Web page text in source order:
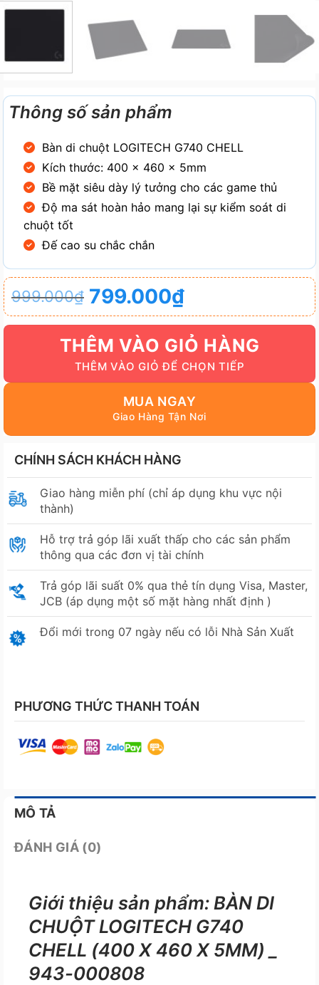
Thông số sản phẩm
Bàn di chuột LOGITECH G740 CHELL
Kích thước: 400 x 460 x 5mm
Bề mặt siêu dày lý tưởng cho các game thủ
Độ ma sát hoàn hảo mang lại sự kiểm soát di
chuột tốt
Đế cao su chắc chắn
999.000₫
Giá
gốc
999.000₫.
799.000₫
Giá
hiện
799.000₫.
THÊM VÀO GIỎ HÀNG
MUA NGAY
CHÍNH SÁCH KHÁCH HÀNG
Giao hàng miễn phí (chỉ áp dụng khu vực nội
thành)
Hỗ trợ trả góp lãi xuất thấp cho các sản phẩm
thông qua các đơn vị tài chính
Trả góp lãi suất 0% qua thẻ tín dụng Visa, Master,
JCB (áp dụng một số mặt hàng nhất định )
Đổi mới trong 07 ngày nếu có lỗi Nhà Sản Xuất
PHƯƠNG THỨC THANH TOÁN
MÔ TẢ
ĐÁNH GIÁ (0)
Giới thiệu sản phẩm: BÀN DI
CHUỘT LOGITECH G740
CHELL (400 X 460 X 5MM) _
943-000808